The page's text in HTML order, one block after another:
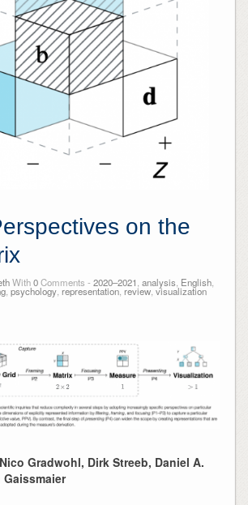
on the
With0Comments - 2020–2021 analysis English,
, psychology, representation, review, visualization
Gradwohl, Dirk Streeb, Daniel A.